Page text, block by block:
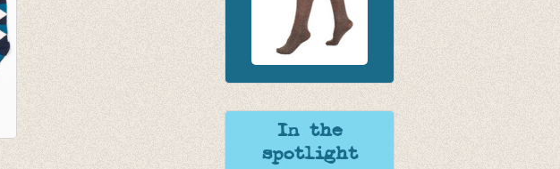
In the
spotlight